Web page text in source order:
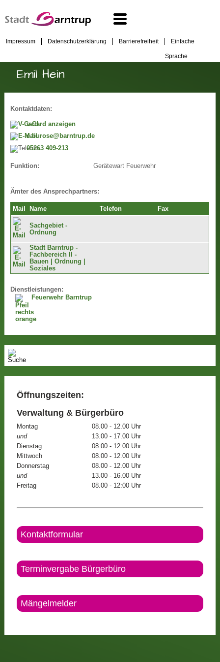
Impressum Datenschutzerklärung Barrierefreiheit Einfache
Sprache
Emil Hein
Kontaktdaten:
v-Card anzeigen
e.burose@barntrup.de
05263 409-213
Funktion: Gerätewart Feuerwehr
Ämter des Ansprechpartners:
Mail Name Telefon Fax
Sachgebiet -
Ordnung
Stadt Barntrup -
Fachbereich II -
Bauen | Ordnung |
Soziales
Dienstleistungen:
Feuerwehr Barntrup
Öffnungszeiten:
Verwaltung & Bürgerbüro
Montag
08.00 - 12.00 Uhr
und
13.00 - 17.00 Uhr
Dienstag
08.00 - 12.00 Uhr
Mittwoch
08.00 - 12.00 Uhr
Donnerstag
08.00 - 12.00 Uhr
und
13.00 - 16.00 Uhr
Freitag
08.00 - 12:00 Uhr
Kontaktformular
Terminvergabe Bürgerbüro
Mängelmelder